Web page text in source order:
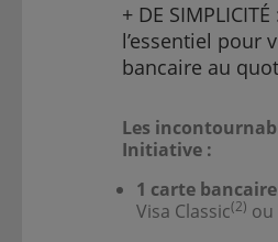
+ DE
l’essentiel pour
bancaire au
Les
Initiative :
1 carte
Visa Classic(2) ou